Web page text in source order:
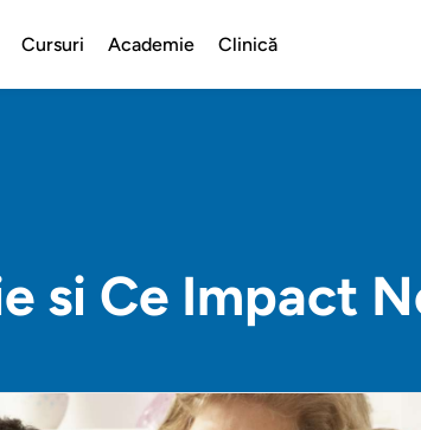
Cursuri Academie Clinică
si Ce Impact